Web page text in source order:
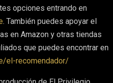
opciones entrando en
. También puedes apoyar el
en Amazon y otras tiendas
que puedes encontrar en
el-recomendador/